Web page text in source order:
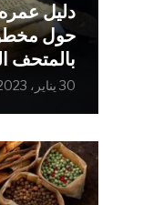
حول
بالمتحف
30 يناير، 2023